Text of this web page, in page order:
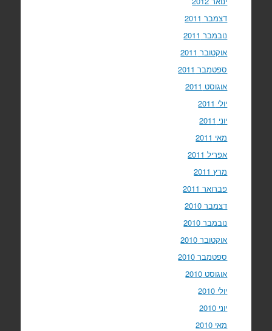
דצמבר 2011
נובמבר 2011
אוקטובר 2011
ספטמבר 2011
אוגוסט 2011
יולי 2011
יוני 2011
מאי 2011
אפריל 2011
מרץ 2011
פברואר 2011
דצמבר 2010
נובמבר 2010
אוקטובר 2010
ספטמבר 2010
אוגוסט 2010
יולי 2010
יוני 2010
מאי 2010